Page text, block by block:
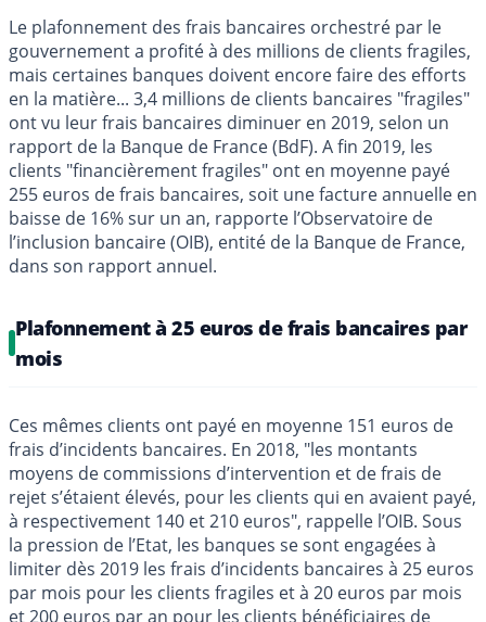
Le plafonnement des frais bancaires orchestré par le
gouvernement a profité à des millions de clients fragiles,
mais certaines banques doivent encore faire des efforts
en la matière... 3,4 millions de clients bancaires "fragiles"
ont vu leur frais bancaires diminuer en 2019, selon un
rapport de la Banque de France (BdF). A fin 2019, les
clients "financièrement fragiles" ont en moyenne payé
255 euros de frais bancaires, soit une facture annuelle en
baisse de 16% sur un an, rapporte l’Observatoire de
l’inclusion bancaire (OIB), entité de la Banque de France,
dans son rapport annuel.
Plafonnement à 25 euros de frais bancaires par
mois
Ces mêmes clients ont payé en moyenne 151 euros de
frais d’incidents bancaires. En 2018, "les montants
moyens de commissions d’intervention et de frais de
rejet s’étaient élevés, pour les clients qui en avaient payé,
à respectivement 140 et 210 euros", rappelle l’OIB. Sous
la pression de l’Etat, les banques se sont engagées à
limiter dès 2019 les frais d’incidents bancaires à 25 euros
par mois pour les clients fragiles et à 20 euros par mois
et 200 euros par an pour les clients bénéficiaires de